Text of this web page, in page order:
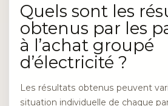
Quels sont les
obtenus par les
à l’achat groupé
d’électricité ?
Les résultats obtenus peuvent
situation individuelle de chaque